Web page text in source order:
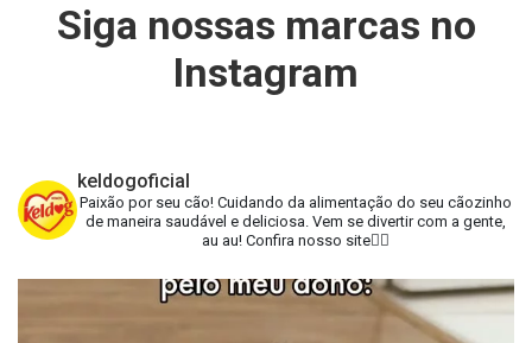
Siga nossas marcas no
Instagram
keldogoficial
Paixão por seu cão! Cuidando da alimentação do seu cãozinho
de maneira saudável e deliciosa. Vem se divertir com a gente,
au au! Confira nosso site👇🏻